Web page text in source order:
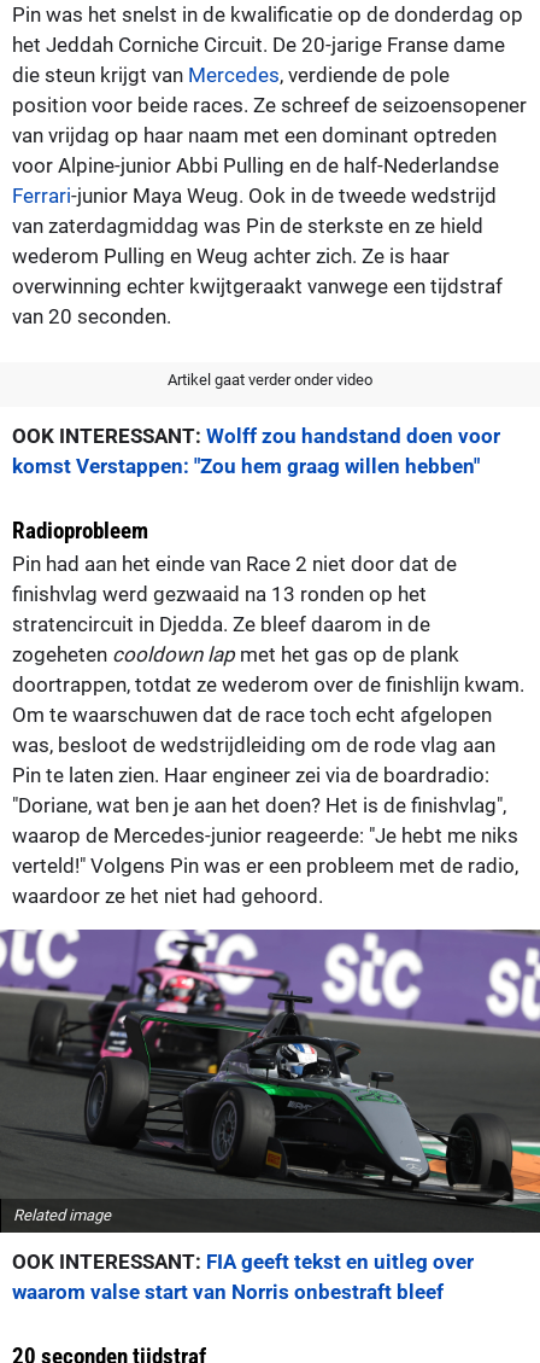
Pin was het snelst in de kwalificatie op de donderdag op
het Jeddah Corniche Circuit. De 20-jarige Franse dame
die steun krijgt van Mercedes, verdiende de pole
position voor beide races. Ze schreef de seizoensopener
van vrijdag op haar naam met een dominant optreden
voor Alpine-junior Abbi Pulling en de half-Nederlandse
Ferrari-junior Maya Weug. Ook in de tweede wedstrijd
van zaterdagmiddag was Pin de sterkste en ze hield
wederom Pulling en Weug achter zich. Ze is haar
overwinning echter kwijtgeraakt vanwege een tijdstraf
van 20 seconden.
Artikel gaat verder onder video
OOK INTERESSANT: Wolff zou handstand doen voor
komst Verstappen: "Zou hem graag willen hebben"
Radioprobleem
Pin had aan het einde van Race 2 niet door dat de
finishvlag werd gezwaaid na 13 ronden op het
stratencircuit in Djedda. Ze bleef daarom in de
zogeheten cooldown lap met het gas op de plank
doortrappen, totdat ze wederom over de finishlijn kwam.
Om te waarschuwen dat de race toch echt afgelopen
was, besloot de wedstrijdleiding om de rode vlag aan
Pin te laten zien. Haar engineer zei via de boardradio:
"Doriane, wat ben je aan het doen? Het is de finishvlag",
waarop de Mercedes-junior reageerde: "Je hebt me niks
verteld!" Volgens Pin was er een probleem met de radio,
waardoor ze het niet had gehoord.
Related image
OOK INTERESSANT: FIA geeft tekst en uitleg over
waarom valse start van Norris onbestraft bleef
20 seconden tijdstraf